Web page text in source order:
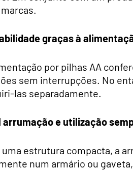
graças à
por pilhas AA
sem interrupções. No
las separadamente.
arrumação e utilização
uma estrutura compacta, a
num armário ou